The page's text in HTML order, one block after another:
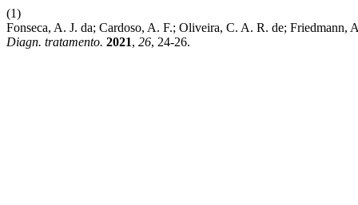
(1)
Fonseca, A. J. da; Cardoso, A. F.; Oliveira, C. A. R. de;
Diagn. tratamento. 2021, 26, 24-26.